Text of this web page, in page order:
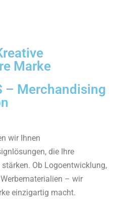
Marke
– Merchandising
wir Ihnen
die Ihre
Ob Logoentwicklung,
– wir
einzigartig macht.